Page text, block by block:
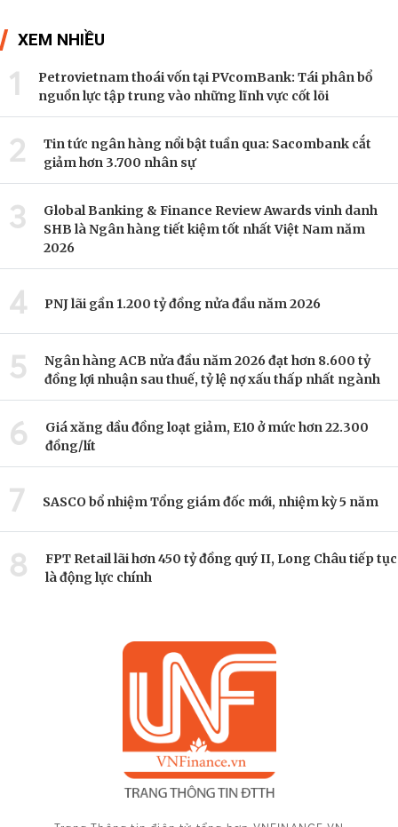
XEM NHIỀU
1
Petrovietnam thoái vốn tại PVcomBank: Tái phân bổ
nguồn lực tập trung vào những lĩnh vực cốt lõi
2
Tin tức ngân hàng nổi bật tuần qua: Sacombank cắt
giảm hơn 3.700 nhân sự
3
Global Banking & Finance Review Awards vinh danh
SHB là Ngân hàng tiết kiệm tốt nhất Việt Nam năm
2026
4 PNJ lãi gần 1.200 tỷ đồng nửa đầu năm 2026
5
Ngân hàng ACB nửa đầu năm 2026 đạt hơn 8.600 tỷ
đồng lợi nhuận sau thuế, tỷ lệ nợ xấu thấp nhất ngành
6
Giá xăng dầu đồng loạt giảm, E10 ở mức hơn 22.300
đồng/lít
7 SASCO bổ nhiệm Tổng giám đốc mới, nhiệm kỳ 5 năm
8
FPT Retail lãi hơn 450 tỷ đồng quý II, Long Châu tiếp tục
là động lực chính